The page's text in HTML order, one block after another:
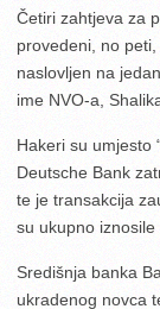
Četiri zahtjeva za
provedeni, no
naslovljen na
ime NVO-a,
Hakeri su umjesto
Deutsche Bank
te je transakcija
su ukupno iznosile
Središnja banka
ukradenog novca